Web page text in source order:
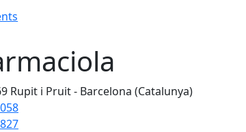
Rupit i Pruit - Barcelona (Catalunya)